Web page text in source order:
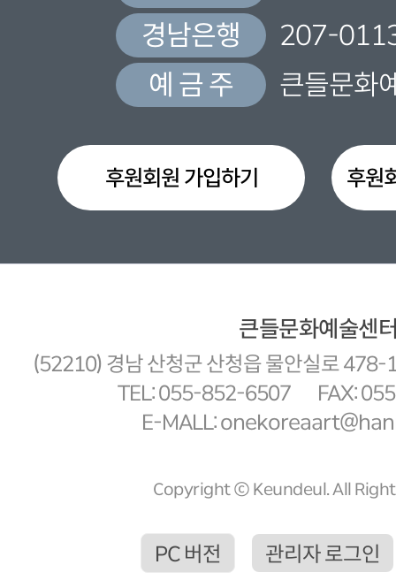
경남은행
207-
예 금 주
큰들문화
후원회원 가입하기 후원
큰들문화예술센
(52210) 경남 산청군 산청읍 물안실로 478-
TEL: 055-852-6507
FAX:
E-MALL:
Copyright ⓒ Keundeul. All
PC 버전 관리자 로그인